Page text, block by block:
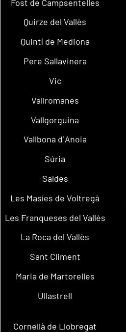
Fost de Campsentelles
Quirze del Vallès
Quintí de Mediona
Pere Sallavinera
Vic
Vallromanes
Vallgorguina
Vallbona d´Anoia
Súria
Saldes
Les Masíes de Voltregà
Les Franqueses del Vallès
La Roca del Vallès
Sant Climent
Maria de Martorelles
Ullastrell
Cornellà de Llobregat